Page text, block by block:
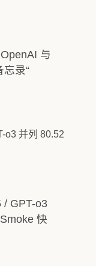
与
忘录“
/ GPT-o3
快